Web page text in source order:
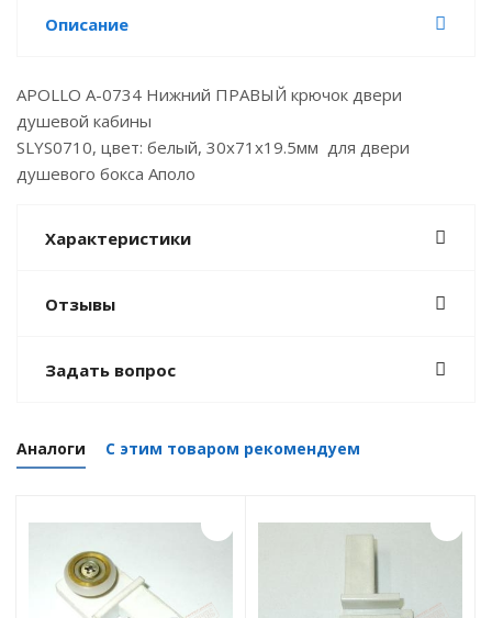
Описание
APOLLO A-0734 Нижний ПРАВЫЙ крючок двери
душевой кабины
SLYS0710, цвет: белый, 30х71х19.5мм для двери
душевого бокса Аполо
Характеристики
Отзывы
Задать вопрос
Аналоги С этим товаром рекомендуем